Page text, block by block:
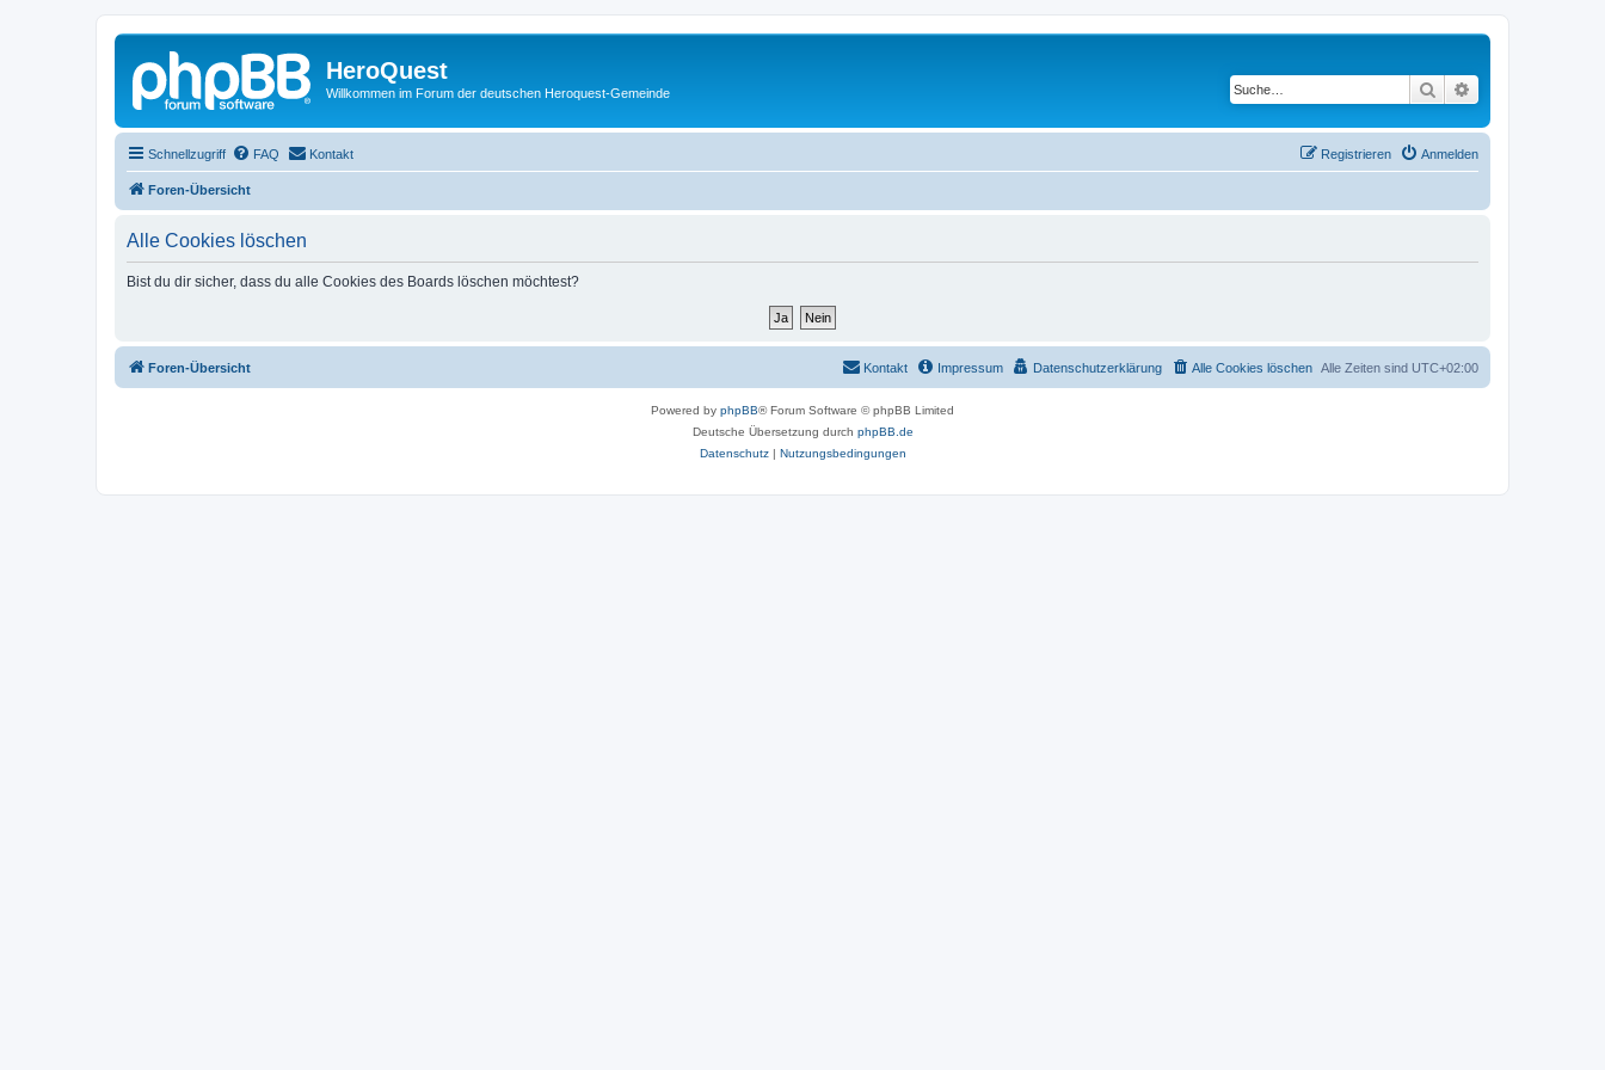
HeroQuest
Willkommen im Forum der deutschen Heroquest-Gemeinde Suche
Schnellzugriff FAQ Kontakt Anmelden
Registrieren
Foren-Übersicht
Alle Cookies löschen
Bist du dir sicher, dass du alle Cookies des Boards löschen möchtest?
Foren-Übersicht Alle Zeiten sind UTC+02:00
Alle Cookies löschen
Datenschutzerklärung
Impressum
Kontakt
Powered by phpBB® Forum Software © phpBB Limited
Deutsche Übersetzung durch phpBB.de
Datenschutz| Nutzungsbedingungen